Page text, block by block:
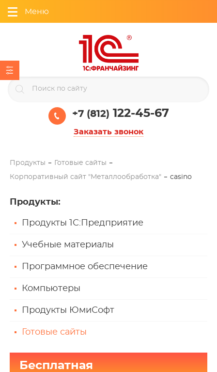
Меню
+7 (812) 122-45-67
Заказать звонок
Продукты Готовые сайты
Корпоративный сайт "Металлообработка" casino
Продукты:
Продукты 1С:Предприятие
Учебные материалы
Программное обеспечение
Компьютеры
Продукты ЮмиСофт
Готовые сайты
Бесплатная